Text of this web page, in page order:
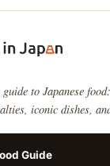
to Japanese food:
iconic dishes,
Guide